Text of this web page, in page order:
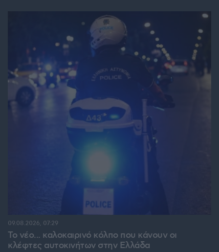
Το νέο... καλοκαιρινό κόλπο που κάνουν οι
κλέφτες αυτοκινήτων στην Ελλάδα
09.08.2026, 07:29